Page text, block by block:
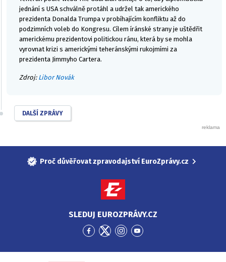
jednání s USA schválně protáhl a udržel tak amerického
prezidenta Donalda Trumpa v probíhajícím konfliktu až do
podzimních voleb do Kongresu. Cílem íránské strany je uštědřit
americkému prezidentovi politickou ránu, která by se mohla
vyrovnat krizi s americkými teheránskými rukojmími za
prezidenta Jimmyho Cartera.
Zdroj: Libor Novák
DALŠÍ ZPRÁVY
Proč důvěřovat zpravodajství EuroZprávy.cz
SLEDUJ EUROZPRÁVY.CZ
Přejít
Facebook
Přejít
Twitter
Přejít
Instagram
Přejít
YouTube